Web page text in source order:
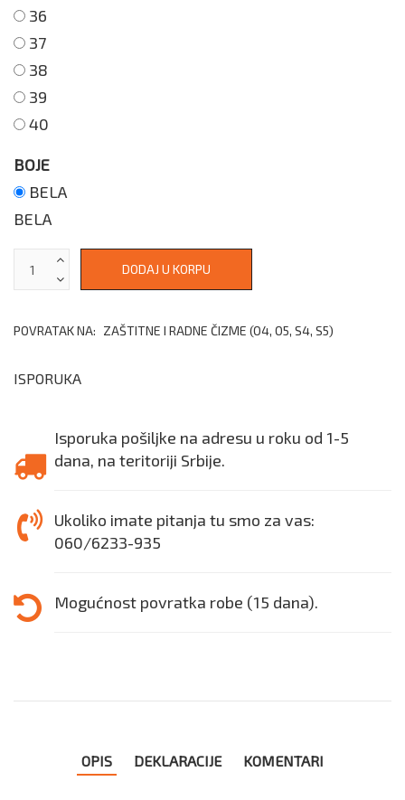
36
37
38
39
40
BOJE
BELA
BELA
POVRATAK NA: ZAŠTITNE I RADNE ČIZME (O4, O5, S4, S5)
ISPORUKA
Isporuka pošiljke na adresu u roku od 1-5
dana, na teritoriji Srbije.
Ukoliko imate pitanja tu smo za vas:
060/6233-935
Mogućnost povratka robe (15 dana).
OPIS DEKLARACIJE KOMENTARI